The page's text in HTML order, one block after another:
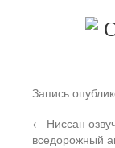
Запись
← Ниссан
вседорожный